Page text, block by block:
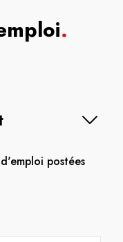
.
postées